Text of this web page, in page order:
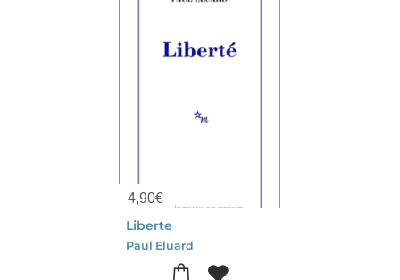
4,90€
Liberte
Paul Eluard